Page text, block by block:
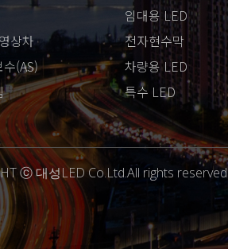
상차
(AS)
임대용 LED
전자현수막
차량용 LED
특수 LED
ⓒ 대성LED Co.Ltd.All rights reserved